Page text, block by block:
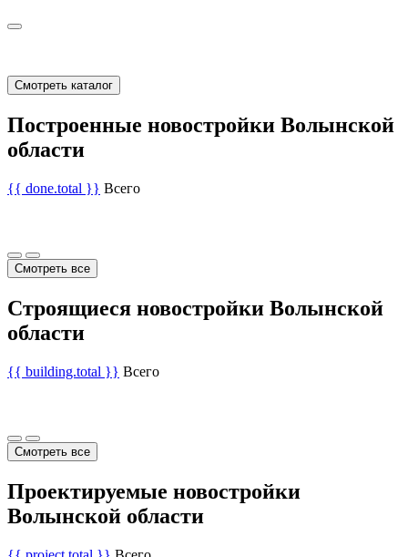
Смотреть каталог
Построенные новостройки Волынской
области
{{ done.total }} Всего
Смотреть все
Строящиеся новостройки Волынской
области
{{ building.total }} Всего
Смотреть все
Проектируемые новостройки
Волынской области